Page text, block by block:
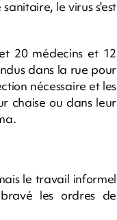
le virus s'est
20 médecins et 12
dans la rue pour
nécessaire et les
chaise ou dans leur
le travail informel
les ordres de